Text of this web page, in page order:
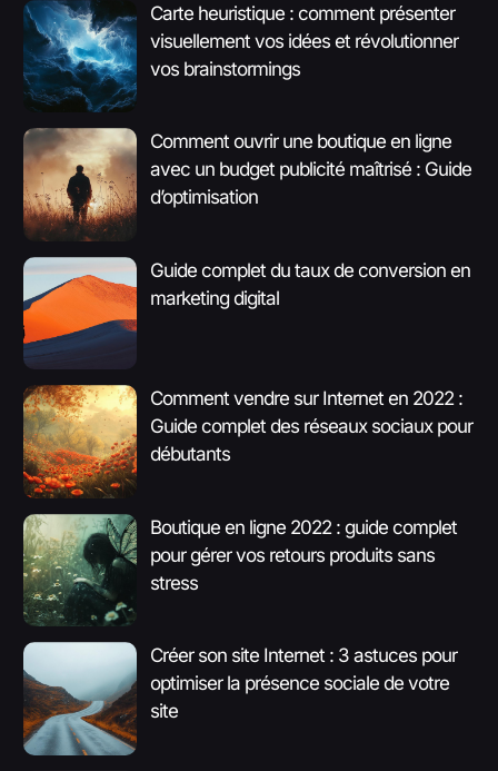
Carte heuristique : comment présenter
visuellement vos idées et révolutionner
vos brainstormings
Comment ouvrir une boutique en ligne
avec un budget publicité maîtrisé : Guide
d’optimisation
Guide complet du taux de conversion en
marketing digital
Comment vendre sur Internet en 2022 :
Guide complet des réseaux sociaux pour
débutants
Boutique en ligne 2022 : guide complet
pour gérer vos retours produits sans
stress
Créer son site Internet : 3 astuces pour
optimiser la présence sociale de votre
site